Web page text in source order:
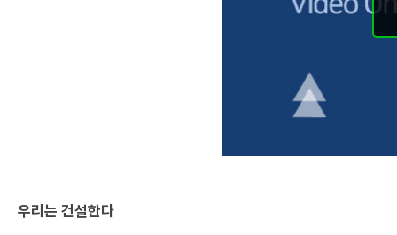
우리는 건설한다